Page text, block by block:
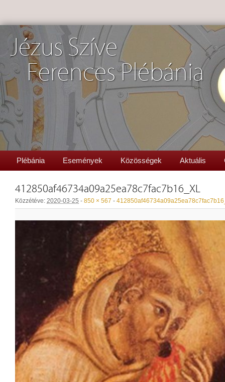
Jézus Szíve
Ferences Plébánia
Plébánia Események Közösségek Aktuális
412850af46734a09a25ea78c7fac7b16_XL
Közzétéve: 2020-03-25 - 850 × 567 -